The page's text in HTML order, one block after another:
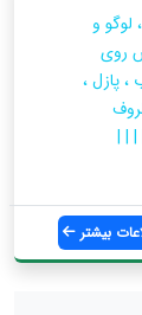
و
روی
، پازل ،
| | |
بیشتر